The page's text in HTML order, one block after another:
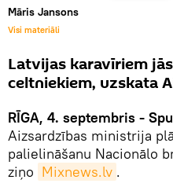
Māris Jansons
Visi materiāli
Latvijas karavīriem
celtniekiem, uzskata
RĪGA, 4. septembris -
Aizsardzības ministrija
palielināšanu Nacionālo
ziņo Mixnews.lv .